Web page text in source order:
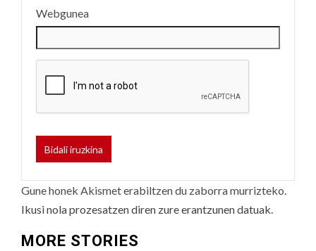
Webgunea
Gune honek Akismet erabiltzen du zaborra murrizteko.
Ikusi nola prozesatzen diren zure erantzunen datuak.
MORE STORIES